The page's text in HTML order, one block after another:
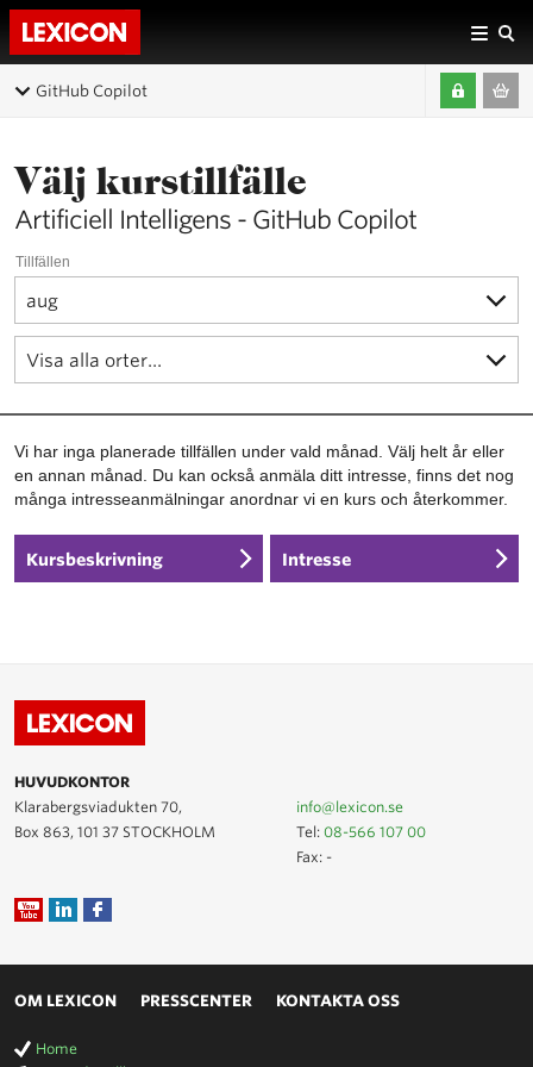
GitHub Copilot
Välj kurstillfälle
Artificiell Intelligens - GitHub Copilot
Tillfällen
Vi har inga planerade tillfällen under vald månad. Välj helt år eller
en annan månad. Du kan också anmäla ditt intresse, finns det nog
många intresseanmälningar anordnar vi en kurs och återkommer.
Kursbeskrivning Intresse
HUVUDKONTOR
Klarabergsviadukten 70,
Box 863, 101 37 STOCKHOLM
info@lexicon.se
Tel:08-566 107 00
Fax: -
OM LEXICON PRESSCENTER KONTAKTA OSS
Home